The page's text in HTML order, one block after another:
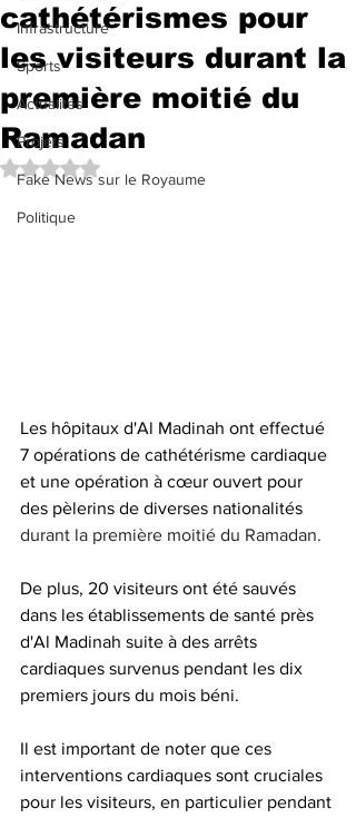
Infrastructure
Sports
Actualités
Projets
Fake News sur le Royaume
Politique
cathétérismes pour
les visiteurs durant la
première moitié du
Ramadan
Noté NaN étoiles sur 5.
Les hôpitaux d'Al Madinah ont effectué
7 opérations de cathétérisme cardiaque
et une opération à cœur ouvert pour
des pèlerins de diverses nationalités
durant la première moitié du Ramadan.
De plus, 20 visiteurs ont été sauvés
dans les établissements de santé près
d'Al Madinah suite à des arrêts
cardiaques survenus pendant les dix
premiers jours du mois béni.
Il est important de noter que ces
interventions cardiaques sont cruciales
pour les visiteurs, en particulier pendant